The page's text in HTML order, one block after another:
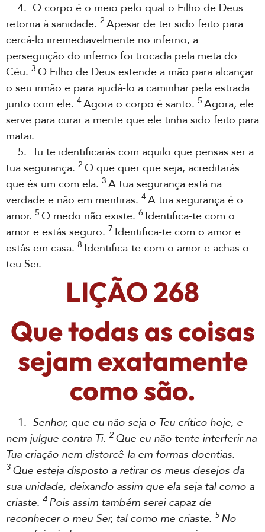
4. O corpo é o meio pelo qual o Filho de Deus
retorna à sanidade. 2 Apesar de ter sido feito para
cercá-lo irremediavelmente no inferno, a
perseguição do inferno foi trocada pela meta do
Céu. 3 O Filho de Deus estende a mão para alcançar
o seu irmão e para ajudá-lo a caminhar pela estrada
junto com ele. 4Agora o corpo é santo. 5 Agora, ele
serve para curar a mente que ele tinha sido feito para
matar.
5. Tu te identificarás com aquilo que pensas ser a
tua segurança. 2 O que quer que seja, acreditarás
que és um com ela. 3 A tua segurança está na
verdade e não em mentiras. 4A tua segurança é o
amor. 5 O medo não existe. 6 Identifica-te com o
amor e estás seguro. 7 Identifica-te com o amor e
estás em casa. 8 Identifica-te com o amor e achas o
teu Ser.
LIÇÃO 268
Que todas as coisas
sejam exatamente
como são.
1. Senhor, que eu não seja o Teu crítico hoje, e
nem julgue contra Ti. 2 Que eu não tente interferir na
Tua criação nem distorcê-la em formas doentias.
3 Que esteja disposto a retirar os meus desejos da
sua unidade, deixando assim que ela seja tal como a
criaste. 4 Pois assim também serei capaz de
reconhecer o meu Ser, tal como me criaste. 5 No